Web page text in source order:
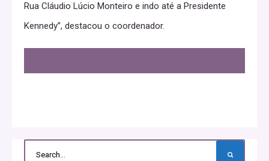
Rua Cláudio Lúcio Monteiro e indo até a Presidente
Kennedy”, destacou o coordenador.